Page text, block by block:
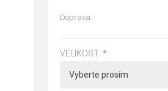
Doprava:
VELIKOST: *